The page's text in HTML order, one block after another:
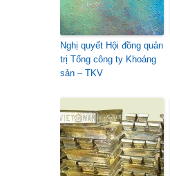
Nghị quyết Hội đồng quản
trị Tổng công ty Khoáng
sản – TKV